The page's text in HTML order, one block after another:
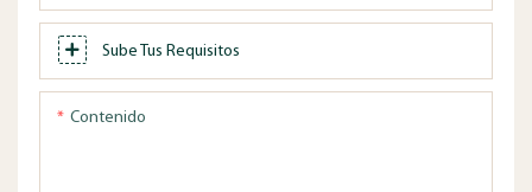
Sube Tus Requisitos
Contenido